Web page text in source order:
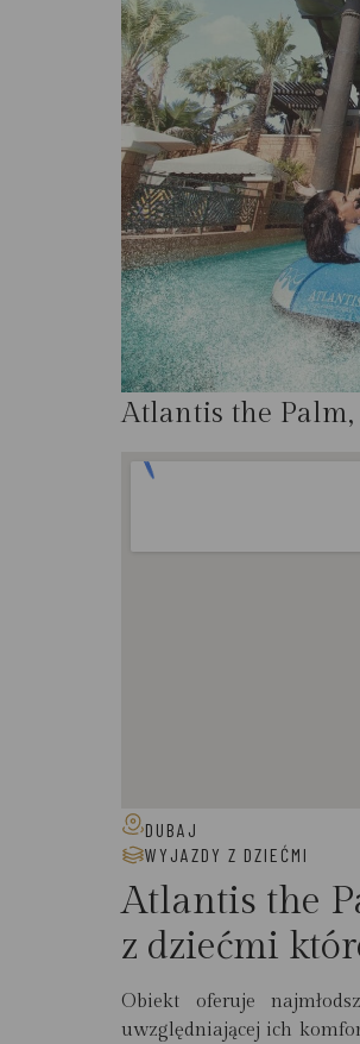
Atlantis the
DUBAJ
WYJAZDY Z DZIEĆMI
Atlantis the
z dziećmi
Obiekt oferuje
uwzględniającej ich